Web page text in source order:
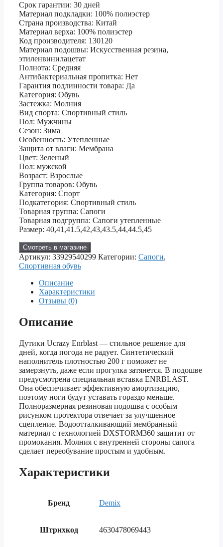
Срок гарантии: 30 дней
Материал подкладки: 100% полиэстер
Страна производства: Китай
Материал верха: 100% полиэстер
Код производителя: 130120
Материал подошвы: Искусственная резина,
этиленвинилацетат
Полнота: Средняя
Антибактериальная пропитка: Нет
Гарантия подлинности товара: Да
Категория: Обувь
Застежка: Молния
Вид спорта: Спортивный стиль
Пол: Мужчины
Сезон: Зима
Особенность: Утепленные
Защита от влаги: Мембрана
Цвет: Зеленый
Пол: мужской
Возраст: Взрослые
Группа товаров: Обувь
Категория: Спорт
Подкатегория: Спортивный стиль
Товарная группа: Сапоги
Товарная подгруппа: Сапоги утепленные
Размер: 40,41,41.5,42,43,43.5,44,44.5,45
Смотреть в магазине
Артикул: 33929540299 Категории: Сапоги,
Спортивная обувь
Описание
Характеристики
Отзывы (0)
Описание
Дутики Ucrazy Enrblast — стильное решение для
дней, когда погода не радует. Синтетический
наполнитель плотностью 200 г поможет не
замерзнуть, даже если прогулка затянется. В подошве
предусмотрена специальная вставка ENRBLAST.
Она обеспечивает эффективную амортизацию,
поэтому ноги будут уставать гораздо меньше.
Полноразмерная резиновая подошва с особым
рисунком протектора отвечает за улучшенное
сцепление. Водоотталкивающий мембранный
материал с технологией DXSTORM360 защитит от
промокания. Молния с внутренней стороны сапога
сделает переобувание простым и удобным.
Характеристики
Бренд Demix
Штрихкод 4630478069443